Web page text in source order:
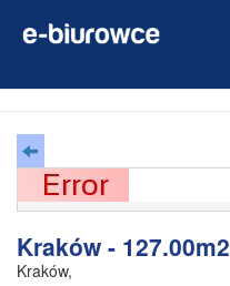
Kraków - 127.00m2
Kraków,